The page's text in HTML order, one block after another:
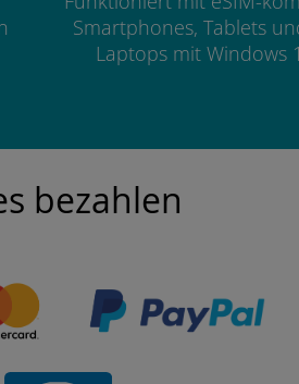
Smartphones, Tablets
Laptops mit Windows
bezahlen